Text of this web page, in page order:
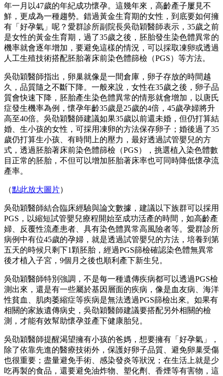
年一月以47歲的年紀成功懷孕。這幾年來，高齡產子屢見不
鮮，更成為一種趨勢。錯過黃金生育期的女性，到底要如何擁
有「好孕氣」呢？愛群診所副院長吳劭穎醫師表示，35歲之前
是女性的黃金生育期，過了35歲之後，胚胎發生染色體異常的
機率就會逐年增加，要避免這樣的情況，可以採取凍卵或透過
人工生殖技術搭配胚胎著床前染色體篩檢（PGS）等方法。
吳劭穎醫師指出，卵巢就像是一間倉庫，卵子存放的時間越
久，品質隨之不斷下降。一般來說，女性在35歲之後，卵子品
質會快速下降，胚胎產生染色體異常的情形就會增加，以唐氏
症發生機率為例，懷孕年齡35歲是25歲的4倍，45歲孕婦將升
高至40倍。吳劭穎醫師建議如果35歲以前還未婚，但仍打算結
婚、生小孩的女性，可採用凍卵的方法保存卵子；婚後過了35
歲仍打算生小孩、有時間上的壓力，最好透過試管嬰兒的方
式，透過胚胎著床前染色體篩檢（PGS），挑選植入染色體數
目正常的胚胎，不但可以增加胚胎著床率也可同時降低懷孕流
產率。
（點此放大圖片）
吳劭穎醫師結合臨床經驗與論文數據，建議以下族群可以採用
PGS，以縮短試管嬰兒療程開始至成功活產的時間，如高齡產
婦、反覆性流產患者、具有染色體異常高風險者等。愛群診所
病例中有位45歲的孕婦，就是透過試管嬰兒的方法，培養到第
五天的時候只剩下1顆胚胎，經過PGS篩檢確認染色體無異常
後才植入子宮，9個月之後也順利產下新生兒。
吳劭穎醫師特別強調，不是每一種遺傳疾病都可以透過PGS檢
測出來，還是有一些屬於基因層面的疾病，像是血友病、海洋
性貧血、肌肉萎縮症等疾病是無法透過PGS篩檢出來。如果有
相關的家族遺傳病史，吳劭穎醫師建議要搭配另外相關的檢
測，才能有效幫助懷孕並產下健康胎兒。
吳劭穎醫師提醒渴望擁有小孩的爸媽，想要擁有「好孕氣」，
除了依靠先進的醫療技術外，保護好卵子品質、避免卵巢受傷
也很重要；盡量避免手術、感染發炎等狀況；在生活上就是少
吃再製的食品，還要避免油炸物、塑化劑、香煙等有害物，這